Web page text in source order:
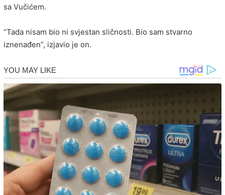
sa Vučićem.
“Tada nisam bio ni svjestan sličnosti. Bio sam stvarno
iznenađen”, izjavio je on.